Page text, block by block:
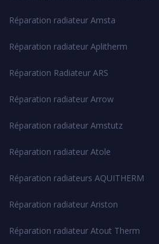
Réparation radiateur Amsta
Réparation radiateur Aplitherm
Réparation Radiateur ARS
Réparation radiateur Arrow
Réparation radiateur Amstutz
Réparation radiateur Atole
Réparation radiateurs AQUITHERM
Réparation radiateur Ariston
Réparation radiateur Atout Therm